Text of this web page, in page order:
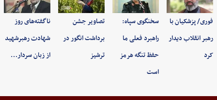
فوری/ پزشکیان با
رهبر انقلاب دیدار
کرد
سخنگوی سپاه:
راهبرد فعلی ما
حفظ تنگه هرمز
است
تصاویر جشن
برداشت انگور در
ترشیز
ناگفته‌های روز
شهادت رهبرشهید
از زبان سردار…